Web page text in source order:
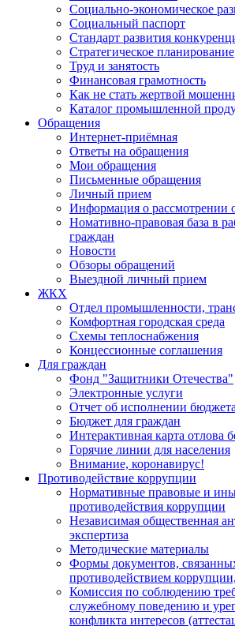
Социально-экономическое
Социальный паспорт
Стандарт развития
Стратегическое планирование
Труд и занятость
Финансовая грамотность
Как не стать жертвой
Каталог промышленной
Обращения
Интернет-приёмная
Ответы на обращения
Мои обращения
Письменные обращения
Личный прием
Информация о рассмотрении
Номативно-правовая база в
граждан
Новости
Обзоры обращений
Выездной личный прием
ЖКХ
Отдел промышленности,
Комфортная городская среда
Схемы теплоснабжения
Концессионные соглашения
Для граждан
Фонд "Защитники Отечества"
Электронные услуги
Отчет об исполнении бюджета
Бюджет для граждан
Интерактивная карта отлова
Горячие линии для населения
Внимание, коронавирус!
Противодействие коррупции
Нормативные правовые и
противодействия коррупции
Независимая общественная
экспертиза
Методические материалы
Формы документов,
противодействием
Комиссия по соблюдению
служебному поведению и
конфликта интересов